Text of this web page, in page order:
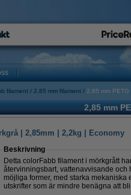
filament 2,85 mm filament 2,85 mm PETG
2,85 mm
| 2,85mm | 2,2kg | Economy
Beskrivning
Detta colorFabb filament i mörkgrått
återvinningsbart, vattenavvisande och
möjliga former, med starka
utskrifter som är mindre benägna att